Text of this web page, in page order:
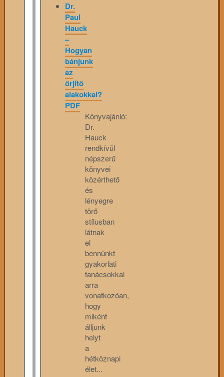
Dr.
Paul
Hauck
–
Hogyan
bánjunk
az
őrjítő
alakokkal?
PDF
Könyvajánló:
Dr.
Hauck
rendkívül
népszerű
könyvei
közérthető
és
lényegre
törő
stílusban
látnak
el
bennünkt
gyakorlati
tanácsokkal
arra
vonatkozóan,
hogy
miként
álljunk
helyt
a
hétköznapi
élet...